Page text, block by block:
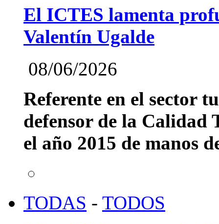
El ICTES lamenta
Valentín Ugalde
08/06/2026
Referente en el sector
defensor de la Calidad
el año 2015 de manos
TODAS - TODOS